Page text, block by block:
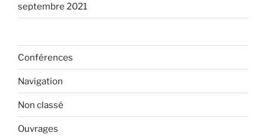
septembre 2021
Conférences
Navigation
Non classé
Ouvrages